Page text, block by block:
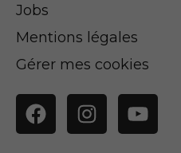
Jobs
Mentions légales
Gérer mes cookies
FacebookInstagramYouTube